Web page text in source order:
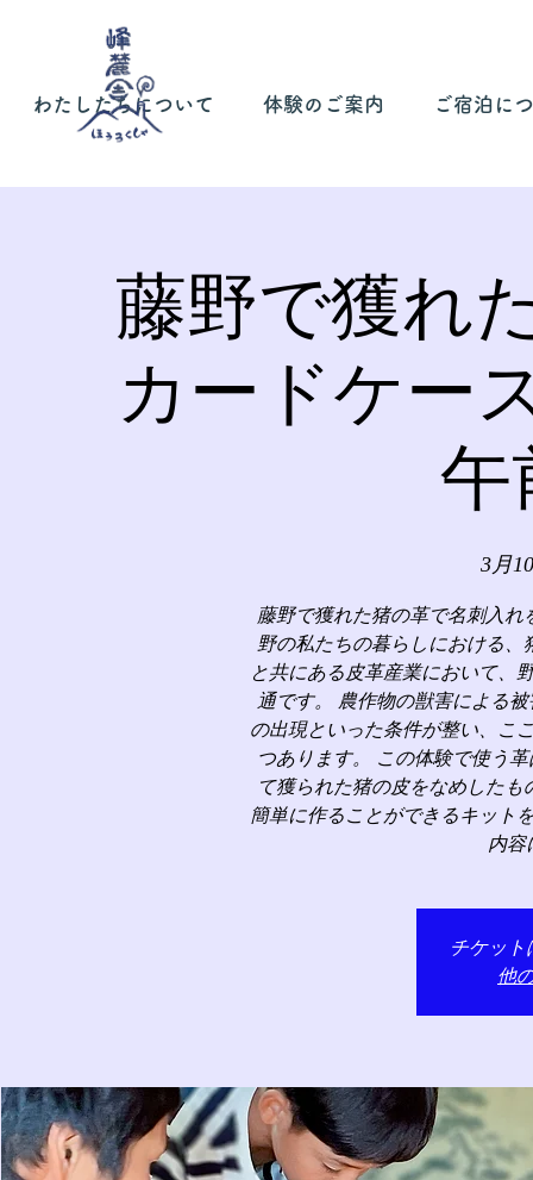
わたしたちについて 体験のご案内 ご宿泊に
藤野で獲れ
カードケー
午
3月
藤野で獲れた猪の革で名刺入
野の私たちの暮らしにおける
と共にある皮革産業において、
通です。 農作物の獣害による
の出現といった条件が整い、こ
つあります。 この体験で使う
て獲られた猪の皮をなめした
簡単に作ることができるキット
内容
チケット
他